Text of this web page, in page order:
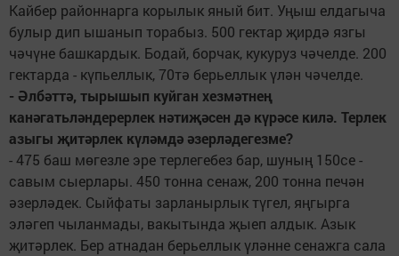
Кайбер районнарга корылык яный бит. Уңыш елдагыча
булыр дип ышанып торабыз. 500 гектар җирдә язгы
чәчүне башкардык. Бодай, борчак, кукуруз чәчелде. 200
гектарда - күпьеллык, 70тә берьеллык үлән чәчелде.
- Әлбәттә, тырышып куйган хезмәтнең
канәгатьләндерерлек нәтиҗәсен дә күрәсе килә. Терлек
азыгы җитәрлек күләмдә әзерләдегезме?
- 475 баш мөгезле эре терлегебез бар, шуның 150се -
савым сыерлары. 450 тонна сенаж, 200 тонна печән
әзерләдек. Сыйфаты зарланырлык түгел, яңгырга
эләгеп чыланмады, вакытында җыеп алдык. Азык
җитәрлек. Бер атнадан берьеллык үләнне сенажга сала